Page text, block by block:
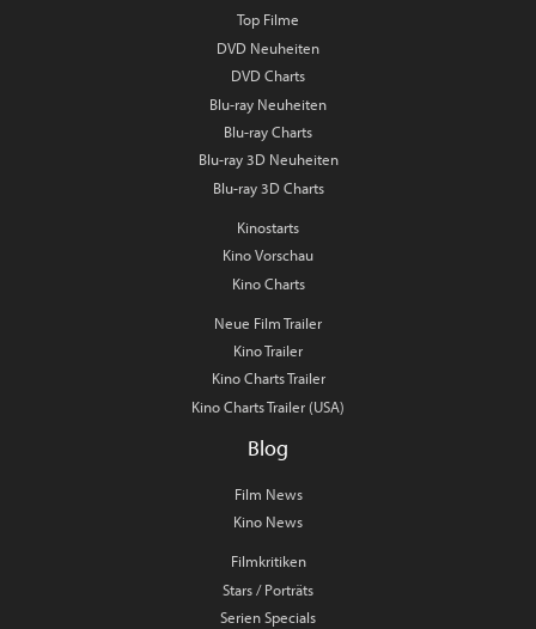
Top Filme
DVD Neuheiten
DVD Charts
Blu-ray Neuheiten
Blu-ray Charts
Blu-ray 3D Neuheiten
Blu-ray 3D Charts
Kinostarts
Kino Vorschau
Kino Charts
Neue Film Trailer
Kino Trailer
Kino Charts Trailer
Kino Charts Trailer (USA)
Blog
Film News
Kino News
Filmkritiken
Stars / Porträts
Serien Specials